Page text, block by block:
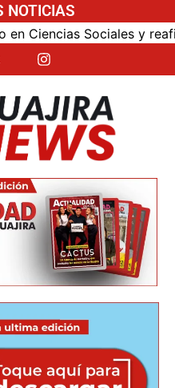
NOTICIAS
Sociales y reafirmó